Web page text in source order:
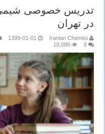
تدریس خصوصی شیمی
در تهران
Iranian Chemist
1399-01-01
8
10,088